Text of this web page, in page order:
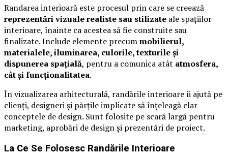
Randarea interioară este procesul prin care se creează
reprezentări vizuale realiste sau stilizate ale spațiilor
interioare, înainte ca acestea să fie construite sau
finalizate. Include elemente precummobilierul,
materialele, iluminarea, culorile, texturile și
dispunerea spațială, pentru a comunica atât atmosfera,
cât și funcționalitatea.
În vizualizarea arhitecturală, randările interioare îi ajută pe
clienți, designeri și părțile implicate să înțeleagă clar
conceptele de design. Sunt folosite pe scară largă pentru
marketing, aprobări de design și prezentări de proiect.
La Ce Se Folosesc Randările Interioare